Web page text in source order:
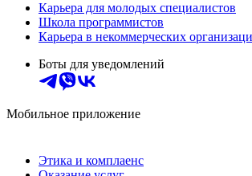
Карьера для молодых специалистов
Школа программистов
Карьера в некоммерческих
Боты для уведомлений
Мобильное приложение
Этика и комплаенс